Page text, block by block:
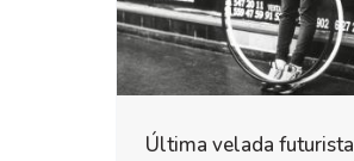
Última velada futurista